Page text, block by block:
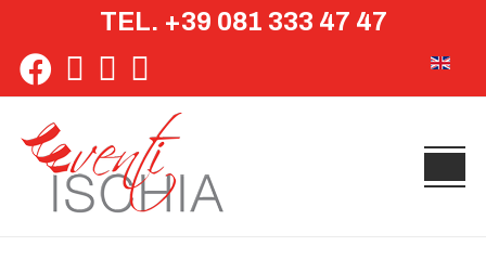
TEL. +39 081 333 47 47